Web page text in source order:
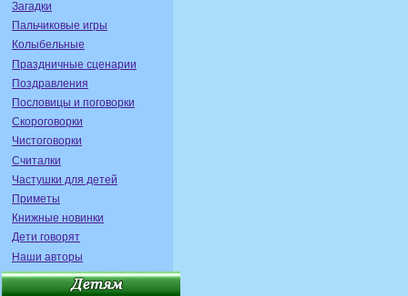
Загадки
Пальчиковые игры
Колыбельные
Праздничные сценарии
Поздравления
Пословицы и поговорки
Скороговорки
Чистоговорки
Считалки
Частушки для детей
Приметы
Книжные новинки
Дети говорят
Наши авторы